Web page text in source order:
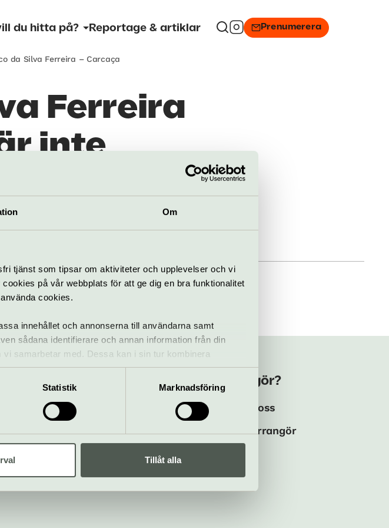
Om
tjänst som tipsar om aktiviteter och upplevelser och vi
på vår webbplats för att ge dig en bra funktionalitet
cookies.
innehållet och annonserna till användarna samt
sådana identifierare och annan information från din
samarbetar med. Dessa kan i sin tur kombinera
som de har samlat in när du har använt deras tjänster.
Statistik Marknadsföring
Tillåt alla
du hitta på? Reportage & artiklar Prenumerera
da Silva Ferreira – Carcaça
Ferreira
inte
Om oss
Om Kulturguiden Welma
Kulturarrangör?
Annonsera hos oss
Logga in som arrangör